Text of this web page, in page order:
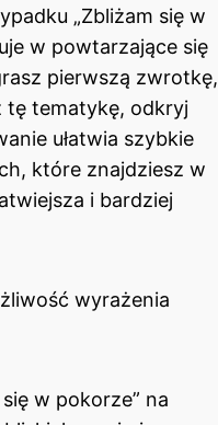
„Zbliżam się w
w powtarzające się
pierwszą zwrotkę,
tę tematykę, odkryj
ułatwia szybkie
które znajdziesz w
i bardziej
wyrażenia
w pokorze” na